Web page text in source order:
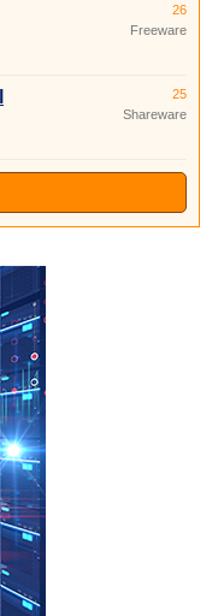
26
Freeware
25
Shareware